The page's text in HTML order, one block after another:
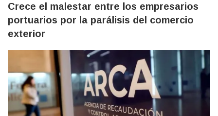
Crece el malestar entre los empresarios
portuarios por la parálisis del comercio
exterior